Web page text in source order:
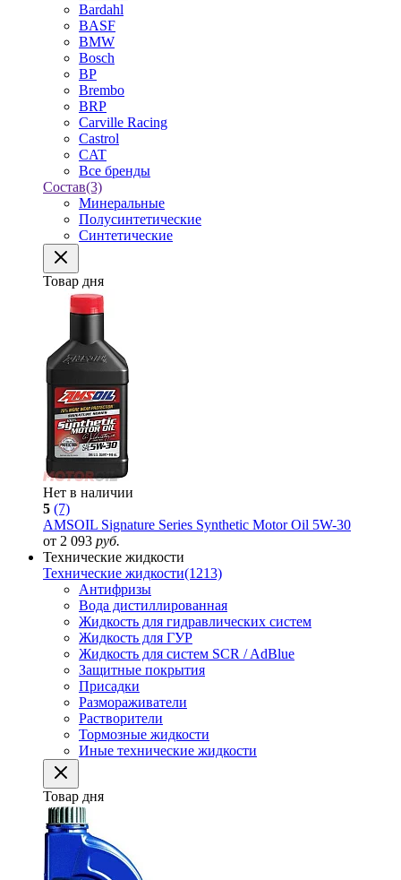
Bardahl
BASF
BMW
Bosch
BP
Brembo
BRP
Carville Racing
Castrol
CAT
Все бренды
Состав(3)
Минеральные
Полусинтетические
Синтетические
Товар дня
Нет в наличии
5 (7)
AMSOIL Signature Series Synthetic Motor Oil 5W-30
от 2 093 руб.
Технические жидкости
Технические жидкости(1213)
Антифризы
Вода дистиллированная
Жидкость для гидравлических систем
Жидкость для ГУР
Жидкость для систем SCR / AdBlue
Защитные покрытия
Присадки
Размораживатели
Растворители
Тормозные жидкости
Иные технические жидкости
Товар дня